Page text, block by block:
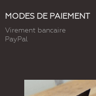
MODES DE PAIEMENT
Virement bancaire
PayPal